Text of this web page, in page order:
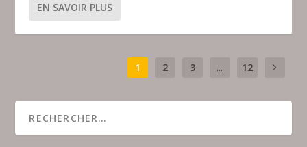
EN SAVOIR PLUS
1 2 3 ... 12